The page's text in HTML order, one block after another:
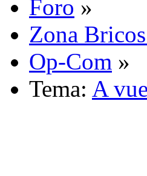
Foro »
Zona
Op-Com »
Tema: A